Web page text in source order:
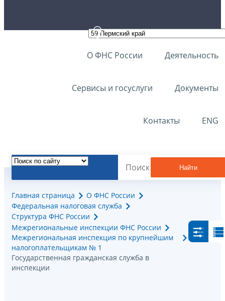
О ФНС России Деятельность
Сервисы и госуслуги Документы
Контакты ENG
Найти
Главная страница
О ФНС России
Федеральная налоговая служба
Структура ФНС России
Межрегиональные инспекции ФНС России
Межрегиональная инспекция по крупнейшим
налогоплательщикам № 1
Государственная гражданская служба в
инспекции